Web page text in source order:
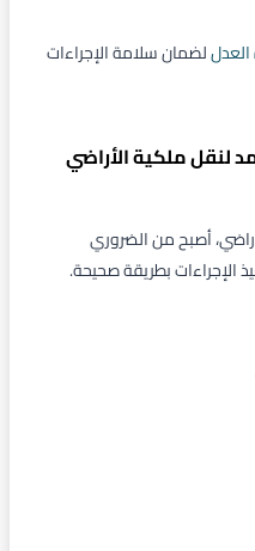
العدللضمان سلامة الإجراءات
لنقل ملكية الأراضي
أصبح من الضروري
الإجراءات بطريقة صحيحة.